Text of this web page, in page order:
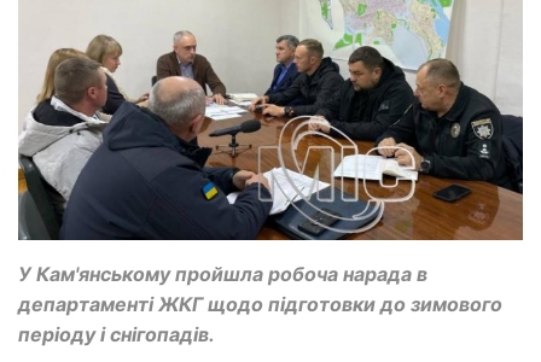
У Кам'янському пройшла робоча нарада в
департаменті ЖКГ щодо підготовки до зимового
періоду і снігопадів.